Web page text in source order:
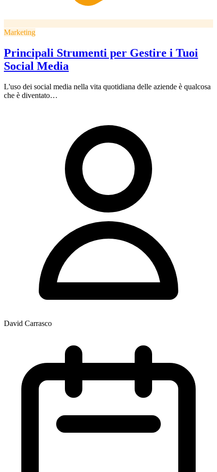
Marketing
Principali Strumenti per Gestire i Tuoi
Social Media
L'uso dei social media nella vita quotidiana delle aziende è qualcosa
che è diventato…
David Carrasco